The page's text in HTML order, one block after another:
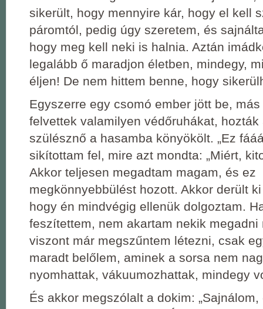
sikerült, hogy mennyire kár, hogy el kell
páromtól, pedig úgy szeretem, és
hogy meg kell neki is halnia. Aztán
legalább ő maradjon életben, mindegy,
éljen! De nem hittem benne, hogy
Egyszerre egy csomó ember jött be,
felvettek valamilyen védőruhákat, hozták
szülésznő a hasamba könyökölt. „Ez
sikítottam fel, mire azt mondta: „Miért,
Akkor teljesen megadtam magam, és ez
megkönnyebbülést hozott. Akkor derült
hogy én mindvégig ellenük dolgoztam.
feszítettem, nem akartam nekik megadni
viszont már megszűntem létezni, csak
maradt belőlem, aminek a sorsa nem
nyomhattak, vákuumozhattak, mindegy
És akkor megszólalt a dokim: